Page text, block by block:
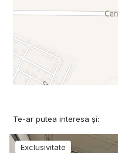
Te-ar putea interesa și:
Exclusivitate